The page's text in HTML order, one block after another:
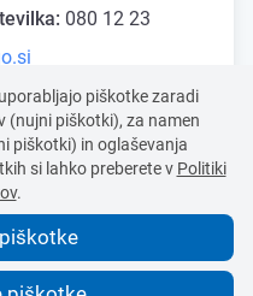
080 12 23
iz tujine:+386 1
piškotke zaradi
(nujni piškotki), za namen
piškotki) in oglaševanja
si lahko preberete v Politiki
.